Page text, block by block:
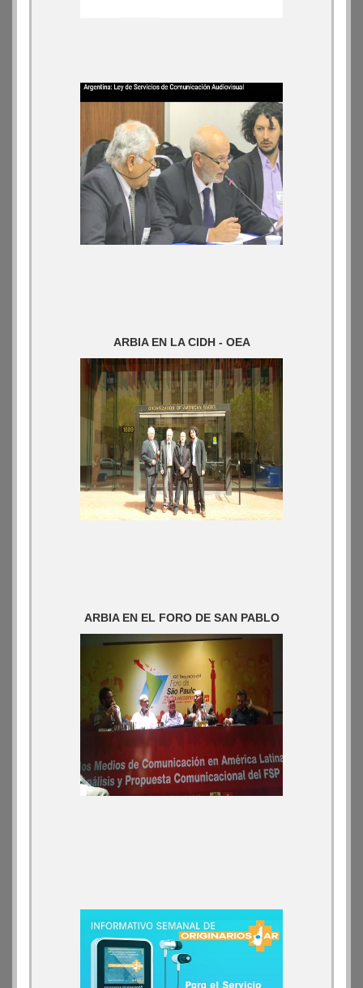
ARBIA EN LA CIDH - OEA
ARBIA EN EL FORO DE SAN PABLO